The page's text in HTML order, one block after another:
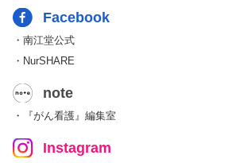
Facebook
・南江堂公式
・NurSHARE
note
・『がん看護』編集室
Instagram